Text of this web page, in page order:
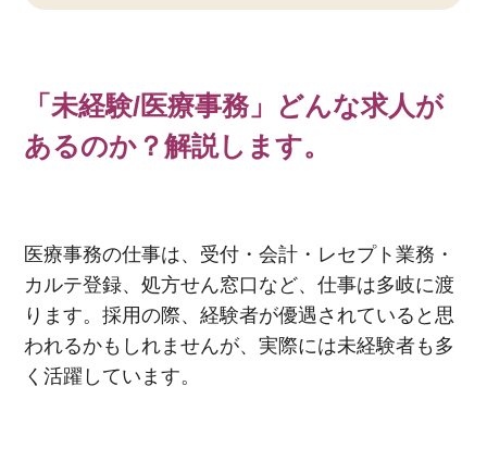
人材をお探しの医療機関・企業様
「未経験/医療事務」どんな求人が
あるのか？解説します。
医療事務の仕事は、受付・会計・レセプト業務・
カルテ登録、処方せん窓口など、仕事は多岐に渡
ります。採用の際、経験者が優遇されていると思
われるかもしれませんが、実際には未経験者も多
く活躍しています。